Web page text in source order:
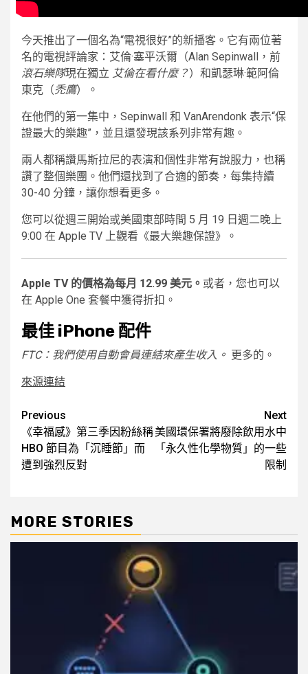
今天推出了一個名為“電視很好”的新播客。它有兩位著
名的電視評論家：艾倫·塞平沃爾（Alan Sepinwall，前
滾石樂隊現在獨立 艾倫在看什麼？）和凱瑟琳·範阿倫
東克（禿鷹）。
在他們的第一集中，Sepinwall 和 VanArendonk 表示“保
證最大的樂趣”，並且還發現該系列非常有趣。
兩人都稱讚馬斯拉尼的表演和個性非常有說服力，也稱
讚了整個樂團。他們還找到了合適的節奏，每集持續
30-40 分鐘，讓你想看更多。
您可以從週三開始或美國東部時間 5 月 19 日週二晚上
9:00 在 Apple TV 上觀看《最大樂趣保證》。
Apple TV 的價格為每月 12.99 美元。 或者，您也可以
在 Apple One 套餐中獲得折扣。
最佳 iPhone 配件
FTC：我們使用自動會員連結來產生收入。 更多的。
來源連結
Post
navigation
Previous
《幸福感》第三季因粉絲稱
HBO 節目為「沉睡節」而
遭到強烈反對
Next
美國環保署將廢除飲用水中
「永久性化學物質」的一些
限制
MORE STORIES